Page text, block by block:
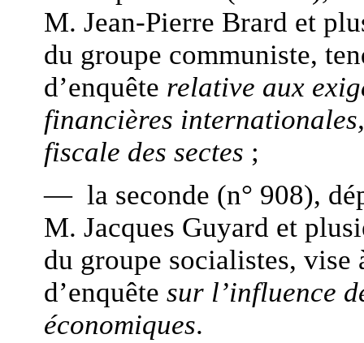
M. Jean-Pierre Brard et
du groupe communiste,
d’enquête relative aux
financières
fiscale des sectes ;
— la seconde (n° 908),
M. Jacques Guyard et
du groupe socialistes, vise
d’enquête sur l’influence
économiques.